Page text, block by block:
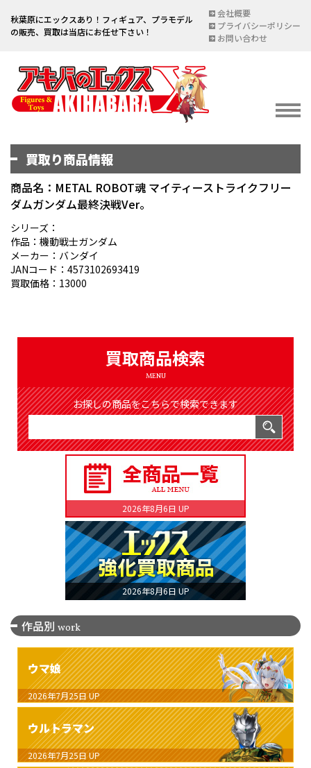
秋葉原にエックスあり！フィギュア、プラモデル
の販売、買取は当店にお任せ下さい！
会社概要
プライバシーポリシー
お問い合わせ
イベント情報
宅配買取のご案内
DELIVERY PURCHASE
買取お申し込み
ASSESSMENT
買取り商品情報
商品名：METAL ROBOT魂 マイティーストライクフリー
ダムガンダム最終決戦Ver。
シリーズ：
作品：機動戦士ガンダム
メーカー：バンダイ
JANコード：4573102693419
買取価格：13000
買取商品検索
MENU
お探しの商品をこちらで検索できます
2026年8月6日 UP
2026年8月6日 UP
作品別 work
ウマ娘
2026年7月25日 UP
ウルトラマン
2026年7月25日 UP